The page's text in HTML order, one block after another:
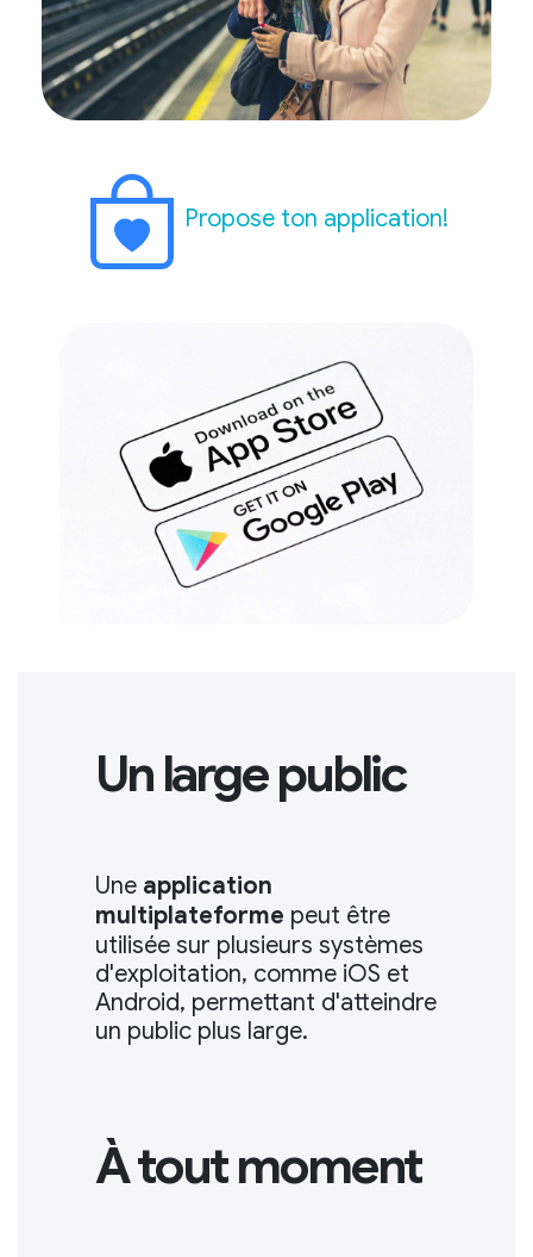
Propose ton application!
Un large public
Une application
multiplateforme peut être
utilisée sur plusieurs systèmes
d'exploitation, comme iOS et
Android, permettant d'atteindre
un public plus large.
À tout moment